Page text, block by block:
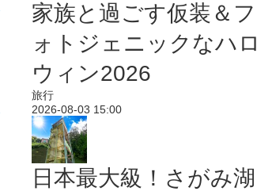
家族と過ごす仮装＆フ
ォトジェニックなハロ
ウィン2026
旅行
2026-08-03 15:00
日本最大級！さがみ湖